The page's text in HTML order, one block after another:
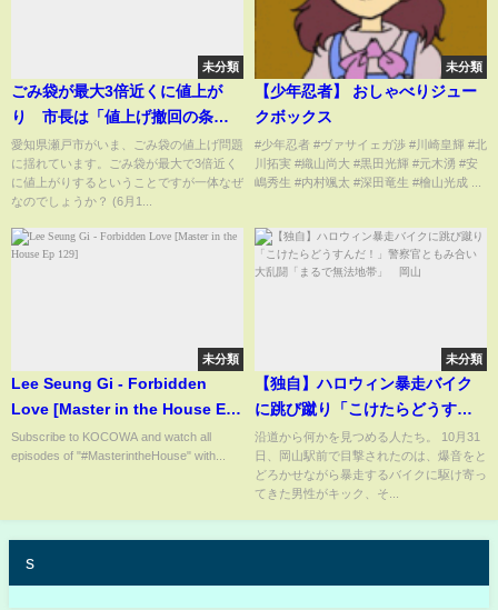
未分類
ごみ袋が最大3倍近くに値上が
り 市長は「値上げ撤回の条例
案」を提出、揺れる市
愛知県瀬戸市がいま、ごみ袋の値上げ問題
に揺れています。ごみ袋が最大で3倍近く
に値上がりするということですが一体なぜ
なのでしょうか？ (6月1...
未分類
【少年忍者】 おしゃべりジュー
クボックス
#少年忍者 #ヴァサイェガ渉 #川崎皇輝 #北
川拓実 #織山尚大 #黒田光輝 #元木湧 #安
嶋秀生 #内村颯太 #深田竜生 #檜山光成 ...
未分類
Lee Seung Gi - Forbidden
Love [Master in the House Ep
129]
Subscribe to KOCOWA and watch all
episodes of "#MasterintheHouse" with...
未分類
【独自】ハロウィン暴走バイク
に跳び蹴り「こけたらどうすん
だ！」警察官ともみ合い大乱闘
「まるで無法地帯」 岡山
沿道から何かを見つめる人たち。 10月31
日、岡山駅前で目撃されたのは、爆音をと
どろかせながら暴走するバイクに駆け寄っ
てきた男性がキック、そ...
s